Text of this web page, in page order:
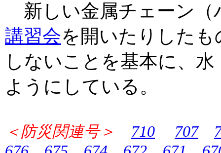
新しい金属チェーン（
講習会を開いたりした
しないことを基本に、
ようにしている。
＜防災関連号＞ 710 707